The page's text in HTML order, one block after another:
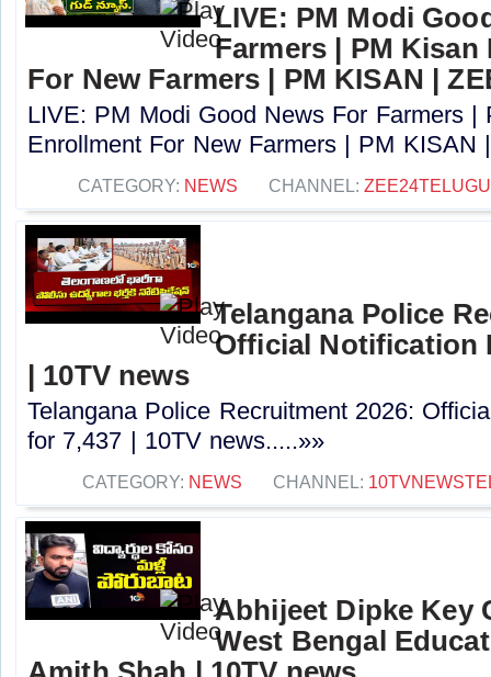
LIVE: PM Modi
Farmers | PM
For New Farmers | PM KISAN |
LIVE: PM Modi Good News For Farmers |
Enrollment For New Farmers | PM KISAN
CATEGORY: NEWS CHANNEL:
Telangana Police
Official Notification
| 10TV news
Telangana Police Recruitment 2026:
for 7,437 | 10TV news.....»»
CATEGORY: NEWS CHANNEL:
Abhijeet Dipke Key
West Bengal